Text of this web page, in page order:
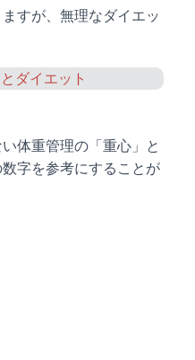
すが、無理なダイエッ
ダイエット
体重管理の「重心」と
字を参考にすることが